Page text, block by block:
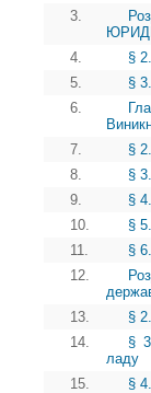
3.
4.
§
5.
§
6.
7.
§
8.
§
9.
§
10.
§
11.
§
12.
13.
§
14.
§
ладу
15.
§